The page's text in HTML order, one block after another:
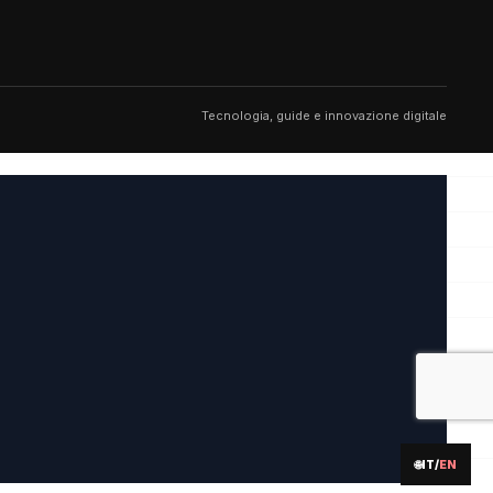
🌐IT/EN
Tecnologia, guide e innovazione digitale